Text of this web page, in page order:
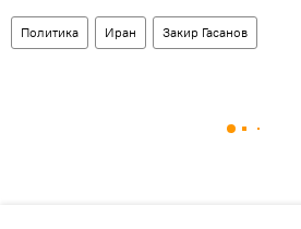
Политика Иран Закир Гасанов